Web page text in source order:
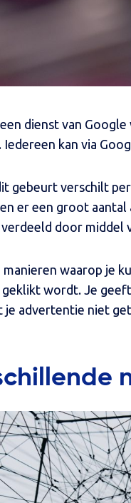
dienst van
kan via
gebeurt verschilt
er een groot
door middel
manieren waarop je
wordt. Je
je advertentie niet